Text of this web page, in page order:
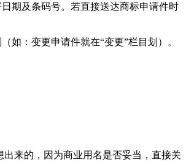
期及条码号。若直接送达商标申请件时
如：变更申请件就在“变更”栏目划）。
来的，因为商业用名是否妥当，直接关